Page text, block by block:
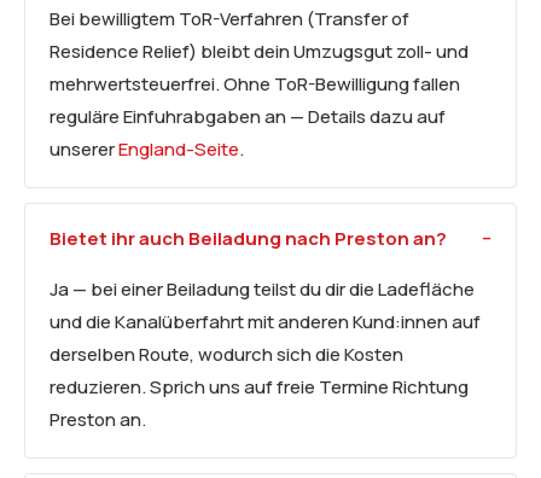
Bei bewilligtem ToR-Verfahren (Transfer of
Residence Relief) bleibt dein Umzugsgut zoll- und
mehrwertsteuerfrei. Ohne ToR-Bewilligung fallen
reguläre Einfuhrabgaben an — Details dazu auf
unsererEngland-Seite.
Bietet ihr auch Beiladung nach Preston an?
Ja — bei einer Beiladung teilst du dir die Ladefläche
und die Kanalüberfahrt mit anderen Kund:innen auf
derselben Route, wodurch sich die Kosten
reduzieren. Sprich uns auf freie Termine Richtung
Preston an.